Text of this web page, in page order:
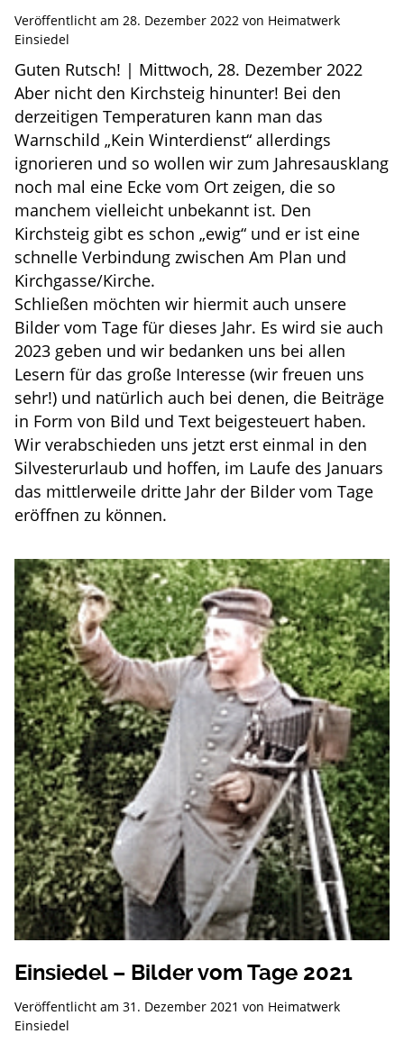
Veröffentlicht am 28. Dezember 2022 von Heimatwerk
Einsiedel
Guten Rutsch! | Mittwoch, 28. Dezember 2022
Aber nicht den Kirchsteig hinunter! Bei den
derzeitigen Temperaturen kann man das
Warnschild „Kein Winterdienst“ allerdings
ignorieren und so wollen wir zum Jahresausklang
noch mal eine Ecke vom Ort zeigen, die so
manchem vielleicht unbekannt ist. Den
Kirchsteig gibt es schon „ewig“ und er ist eine
schnelle Verbindung zwischen Am Plan und
Kirchgasse/Kirche.
Schließen möchten wir hiermit auch unsere
Bilder vom Tage für dieses Jahr. Es wird sie auch
2023 geben und wir bedanken uns bei allen
Lesern für das große Interesse (wir freuen uns
sehr!) und natürlich auch bei denen, die Beiträge
in Form von Bild und Text beigesteuert haben.
Wir verabschieden uns jetzt erst einmal in den
Silvesterurlaub und hoffen, im Laufe des Januars
das mittlerweile dritte Jahr der Bilder vom Tage
eröffnen zu können.
Einsiedel – Bilder vom Tage 2021
Veröffentlicht am 31. Dezember 2021 von Heimatwerk
Einsiedel